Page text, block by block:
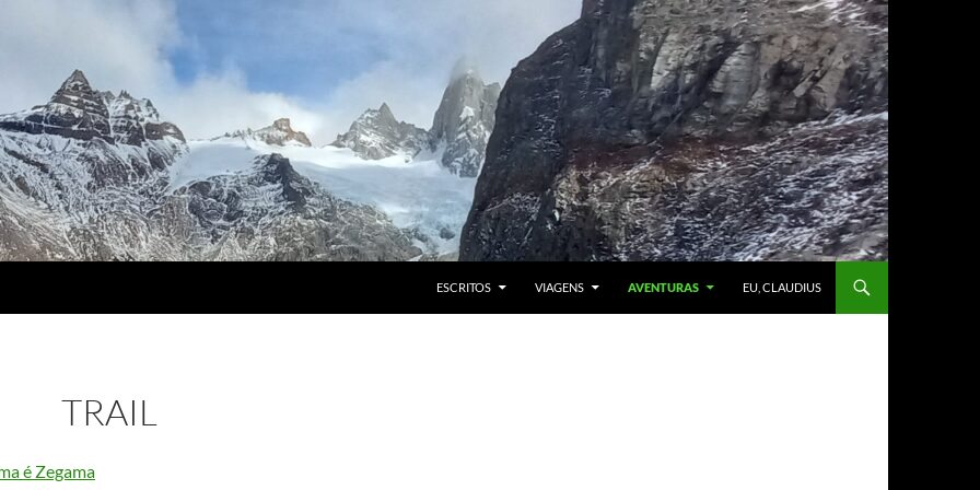
ESCRITOS VIAGENS AVENTURAS EU, CLAUDIUS
TRAIL
é Zegama